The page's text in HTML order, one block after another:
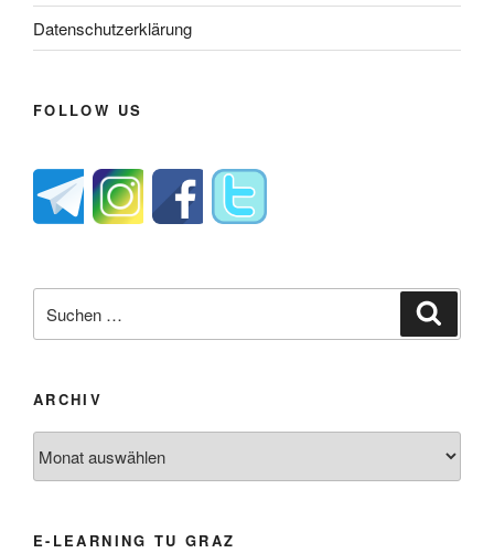
Datenschutzerklärung
FOLLOW US
nach:
ARCHIV
E-LEARNING TU GRAZ